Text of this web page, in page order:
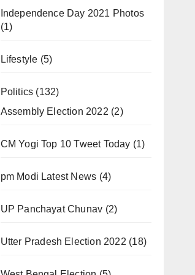
Independence Day 2021 Photos
(1)
Lifestyle (5)
Politics (132)
Assembly Election 2022 (2)
CM Yogi Top 10 Tweet Today (1)
pm Modi Latest News (4)
UP Panchayat Chunav (2)
Utter Pradesh Election 2022 (18)